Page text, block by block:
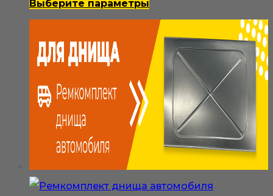
100₽
–
4
200₽
Выберите параметры
товар
имеет
несколько
вариаций.
Опции
можно
выбрать